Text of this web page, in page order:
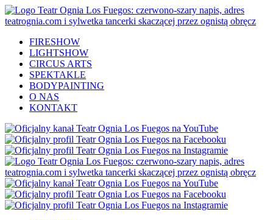
FIRESHOW
LIGHTSHOW
CIRCUS ARTS
SPEKTAKLE
BODYPAINTING
O NAS
KONTAKT